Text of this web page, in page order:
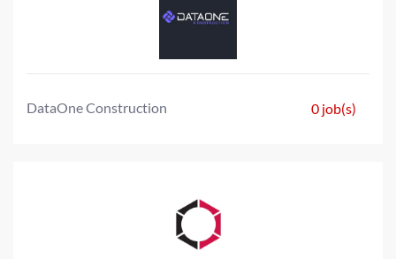
DataOne Construction 0 job(s)